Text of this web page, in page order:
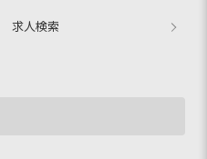
求人検索